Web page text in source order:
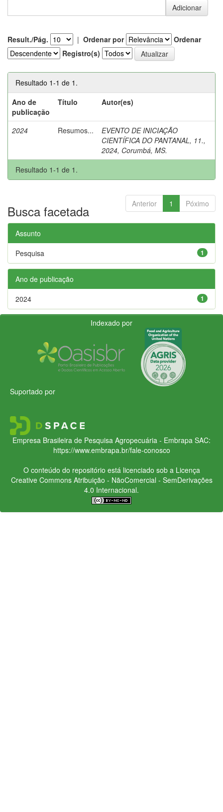
Result./Pág. | Ordenar por
Ordenar
Registro(s)
Resultado 1-1 de 1.
Ano de
publicação
Título Autor(es)
2024 Resumos...
EVENTO DE INICIAÇÃO
CIENTÍFICA DO PANTANAL, 11.,
2024, Corumbá, MS.
Resultado 1-1 de 1.
Anterior 1 Póximo
Busca facetada
Assunto
1
Pesquisa
Ano de publicação
1
2024
Indexado por
Suportado por
Empresa Brasileira de Pesquisa Agropecuária - Embrapa SAC:
https://www.embrapa.br/fale-conosco
O conteúdo do repositório está licenciado sob a Licença
Creative CommonsAtribuição - NãoComercial - SemDerivações
4.0 Internacional.